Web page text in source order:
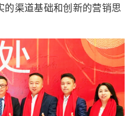
的渠道基础和创新的营销思